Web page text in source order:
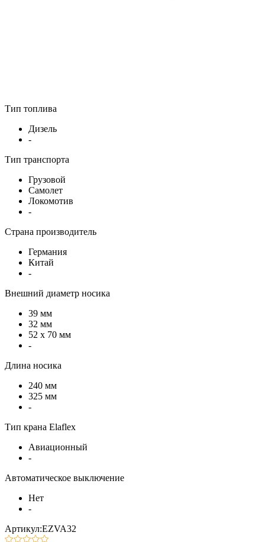
Тип топлива
Дизель
-
Тип транспорта
Грузовой
Самолет
Локомотив
-
Страна производитель
Германия
Китай
-
Внешний диаметр носика
39 мм
32 мм
52 х 70 мм
-
Длина носика
240 мм
325 мм
-
Тип крана Elaflex
Авиационный
-
Автоматическое выключение
Нет
-
Артикул:EZVA32